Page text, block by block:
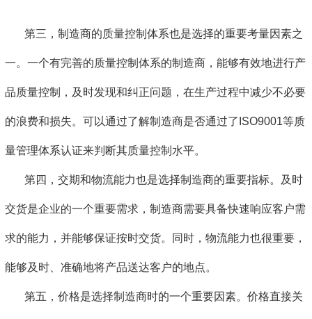
第三，制造商的质量控制体系也是选择的重要考量因素之
一。一个有完善的质量控制体系的制造商，能够有效地进行产
品质量控制，及时发现和纠正问题，在生产过程中减少不必要
的浪费和损失。可以通过了解制造商是否通过了ISO9001等质
量管理体系认证来判断其质量控制水平。
第四，交期和物流能力也是选择制造商的重要指标。及时
交货是企业的一个重要需求，制造商需要具备快速响应客户需
求的能力，并能够保证按时交货。同时，物流能力也很重要，
能够及时、准确地将产品送达客户的地点。
第五，价格是选择制造商时的一个重要因素。价格直接关